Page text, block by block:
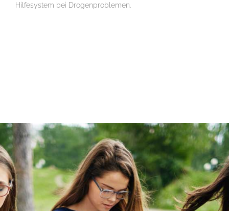
Hilfesystem bei Drogenproblemen.